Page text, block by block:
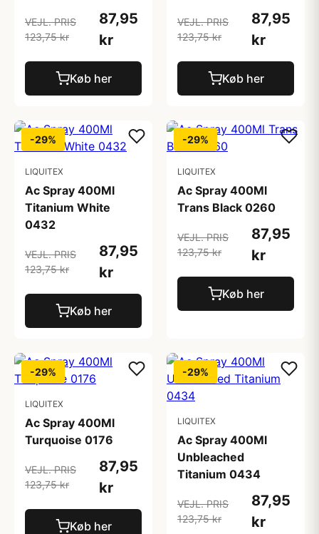
VEJL. PRIS
123,75 kr
87,95
kr
Køb her
VEJL. PRIS
123,75 kr
87,95
kr
Køb her
-29%
LIQUITEX
Ac Spray 400Ml
Titanium White
0432
VEJL. PRIS
123,75 kr
87,95
kr
Køb her
-29%
LIQUITEX
Ac Spray 400Ml
Trans Black 0260
VEJL. PRIS
123,75 kr
87,95
kr
Køb her
-29%
LIQUITEX
Ac Spray 400Ml
Turquoise 0176
VEJL. PRIS
123,75 kr
87,95
kr
Køb her
-29%
LIQUITEX
Ac Spray 400Ml
Unbleached
Titanium 0434
VEJL. PRIS
123,75 kr
87,95
kr